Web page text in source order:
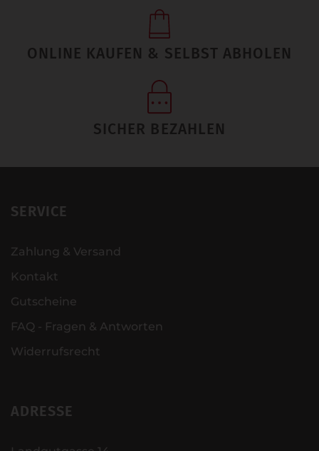
ONLINE KAUFEN & SELBST ABHOLEN
SICHER BEZAHLEN
SERVICE
Zahlung & Versand
Kontakt
Gutscheine
FAQ - Fragen & Antworten
Widerrufsrecht
ADRESSE